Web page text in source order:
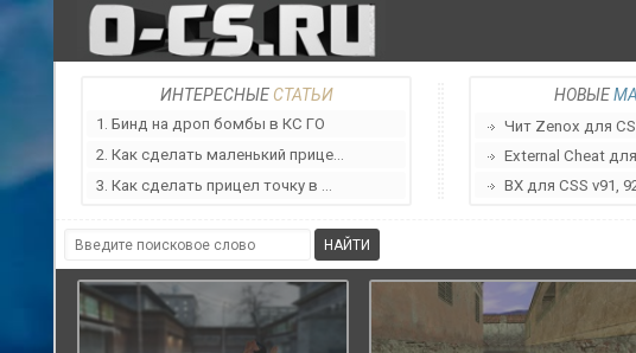
ИНТЕРЕСНЫЕ СТАТЬИ
1. Бинд на дроп бомбы в КС ГО
2. Как сделать маленький прице...
3. Как сделать прицел точку в ...
НОВЫЕ
Чит Zenox для CS
External Cheat
ВХ для CSS v91,